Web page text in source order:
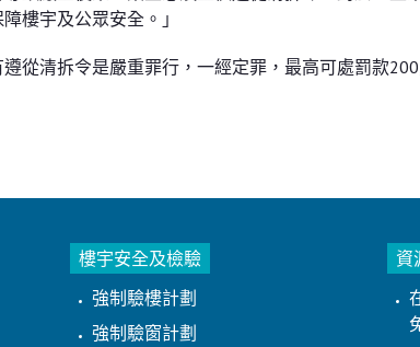
樓宇及公眾安全。」
從清拆令是嚴重罪行，一經定罪，最高可處罰款
樓宇安全及檢驗
強制驗樓計劃
強制驗窗計劃
資